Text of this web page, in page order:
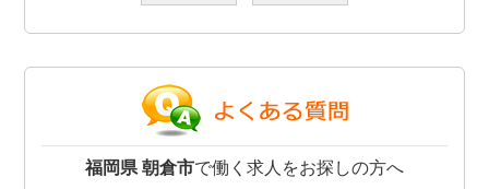
福岡県 朝倉市で働く求人をお探しの方へ